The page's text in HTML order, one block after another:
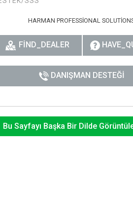
HARMAN PROFESSIONAL
FIND_DEALER
DANIŞMAN DESTEĞI
Bu Sayfayı Başka Bir Dilde